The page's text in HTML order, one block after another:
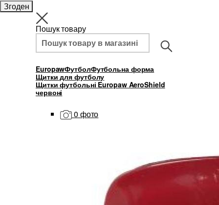
Згоден
Пошук товару
EuropawФутболФутбольна форма
Щитки для футболу
Щитки футбольні Europaw AeroShield
червоні
0 фото